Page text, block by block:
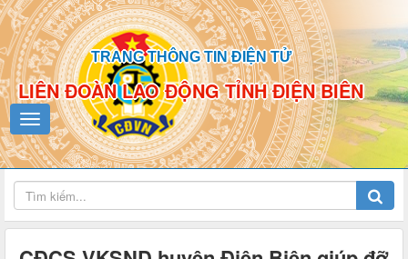
TRANG THÔNG TIN ĐIỆN TỬ
LIÊN ĐOÀN LAO ĐỘNG TỈNH ĐIỆN BIÊN